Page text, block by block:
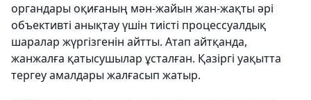
органдары оқиғаның мән-жайын жан-жақты әрі
объективті анықтау үшін тиісті процессуалдық
шаралар жүргізгенін айтты. Атап айтқанда,
жанжалға қатысушылар ұсталған. Қазіргі уақытта
тергеу амалдары жалғасып жатыр.